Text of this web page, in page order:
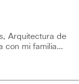
Arquitectura de
con mi familia…